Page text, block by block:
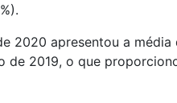
2020 apresentou a média
de 2019, o que